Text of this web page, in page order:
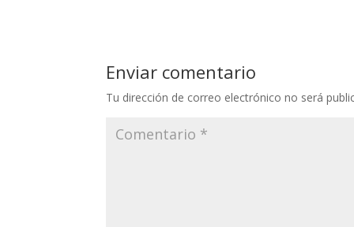
Enviar comentario
Tu dirección de correo electrónico no será